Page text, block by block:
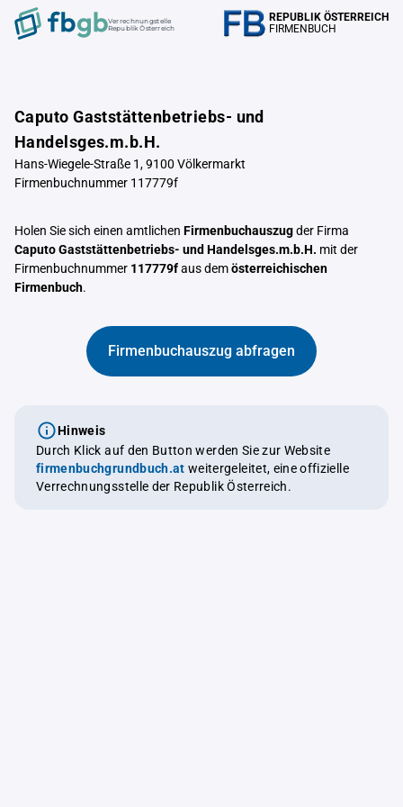
Verrechnungstelle
Republik Österreich
REPUBLIK ÖSTERREICH
FIRMENBUCH
Caputo Gaststättenbetriebs- und
Handelsges.m.b.H.
Hans-Wiegele-Straße 1, 9100 Völkermarkt
Firmenbuchnummer 117779f
Holen Sie sich einen amtlichen Firmenbuchauszugder Firma
Caputo Gaststättenbetriebs- und Handelsges.m.b.H. mit der
Firmenbuchnummer 117779faus demösterreichischen
Firmenbuch.
Firmenbuchauszug abfragen
Hinweis
Durch Klick auf den Button werden Sie zur Website
firmenbuchgrundbuch.at weitergeleitet, eine offizielle
Verrechnungsstelle der Republik Österreich.